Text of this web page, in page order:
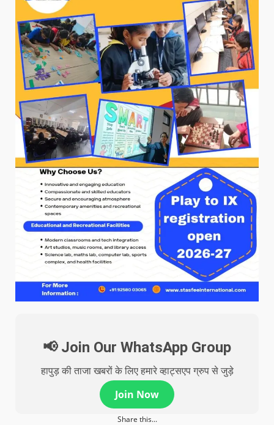
📢 Join Our WhatsApp Group
हापुड़ की ताजा खबरों के लिए हमारे व्हाट्सएप ग्रुप से जुड़े
Join Now
Share this...